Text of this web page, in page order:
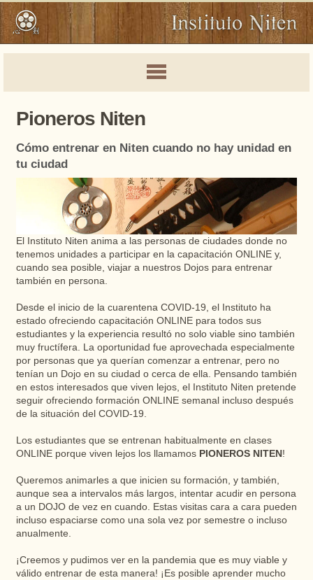
Pioneros Niten
Cómo entrenar en Niten cuando no hay unidad en
tu ciudad
El Instituto Niten anima a las personas de ciudades donde no
tenemos unidades a participar en la capacitación ONLINE y,
cuando sea posible, viajar a nuestros Dojos para entrenar
también en persona.
Desde el inicio de la cuarentena COVID-19, el Instituto ha
estado ofreciendo capacitación ONLINE para todos sus
estudiantes y la experiencia resultó no solo viable sino también
muy fructífera. La oportunidad fue aprovechada especialmente
por personas que ya querían comenzar a entrenar, pero no
tenían un Dojo en su ciudad o cerca de ella. Pensando también
en estos interesados ​​que viven lejos, el Instituto Niten pretende
seguir ofreciendo formación ONLINE semanal incluso después
de la situación del COVID-19.
Los estudiantes que se entrenan habitualmente en clases
ONLINE porque viven lejos los llamamos PIONEROS NITEN!
Queremos animarles a que inicien su formación, y también,
aunque sea a intervalos más largos, intentar acudir en persona
a un DOJO de vez en cuando. Estas visitas cara a cara pueden
incluso espaciarse como una sola vez por semestre o incluso
anualmente.
¡Creemos y pudimos ver en la pandemia que es muy viable y
válido entrenar de esta manera! ¡Es posible aprender mucho